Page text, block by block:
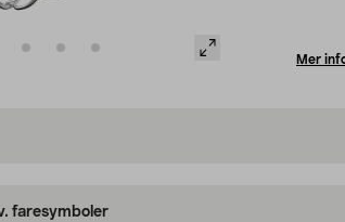
Mer
faresymboler